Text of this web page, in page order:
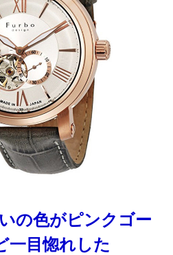
の色がピンクゴー
一目惚れした